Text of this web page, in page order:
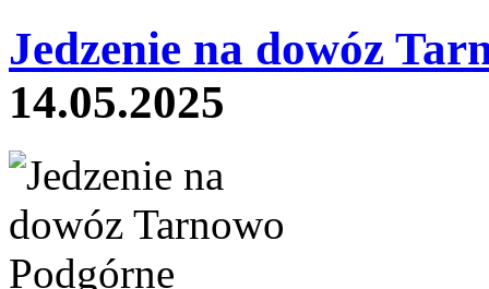
Jedzenie na dowóz
14.05.2025